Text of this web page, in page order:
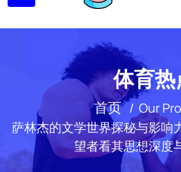
体育热
首页
Our
萨林杰的文学世界探秘与影响
望者看其思想深度